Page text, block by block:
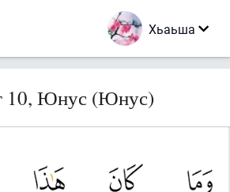
Хьаьша
10, Юнус (Юнус)